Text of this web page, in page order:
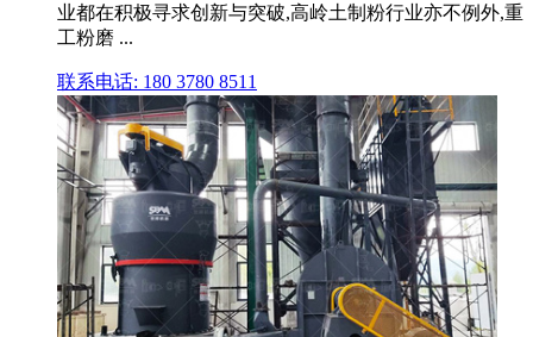
业都在积极寻求创新与突破,高岭土制粉行业亦不例外,重
工粉磨 ...
联系电话: 180 3780 8511